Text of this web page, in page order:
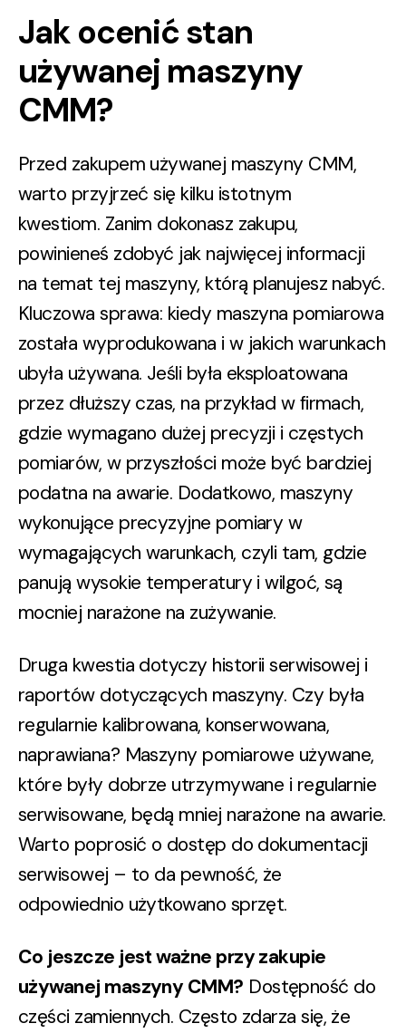
Jak ocenić stan
używanej maszyny
CMM?
Przed zakupem używanej maszyny CMM,
warto przyjrzeć się kilku istotnym
kwestiom. Zanim dokonasz zakupu,
powinieneś zdobyć jak najwięcej informacji
na temat tej maszyny, którą planujesz nabyć.
Kluczowa sprawa: kiedy maszyna pomiarowa
została wyprodukowana iw jakich warunkach
ubyła używana. Jeśli była eksploatowana
przez dłuższy czas, na przykład w firmach,
gdzie wymagano dużej precyzji i częstych
pomiarów, w przyszłości może być bardziej
podatna na awarie. Dodatkowo, maszyny
wykonujące precyzyjne pomiary w
wymagających warunkach, czyli tam, gdzie
panują wysokie temperatury i wilgoć, są
mocniej narażone na zużywanie.
Druga kwestia dotyczy historii serwisowej i
raportów dotyczących maszyny. Czy była
regularnie kalibrowana, konserwowana,
naprawiana? Maszyny pomiarowe używane,
które były dobrze utrzymywane i regularnie
serwisowane, będą mniej narażone na awarie.
Warto poprosić o dostęp do dokumentacji
serwisowej – to da pewność, że
odpowiednio użytkowano sprzęt.
Co jeszcze jest ważne przy zakupie
używanej maszyny CMM? Dostępność do
części zamiennych. Często zdarza się, że